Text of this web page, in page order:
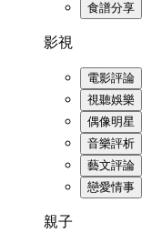
食譜分享
影視
電影評論
視聽娛樂
偶像明星
音樂評析
藝文評論
戀愛情事
親子